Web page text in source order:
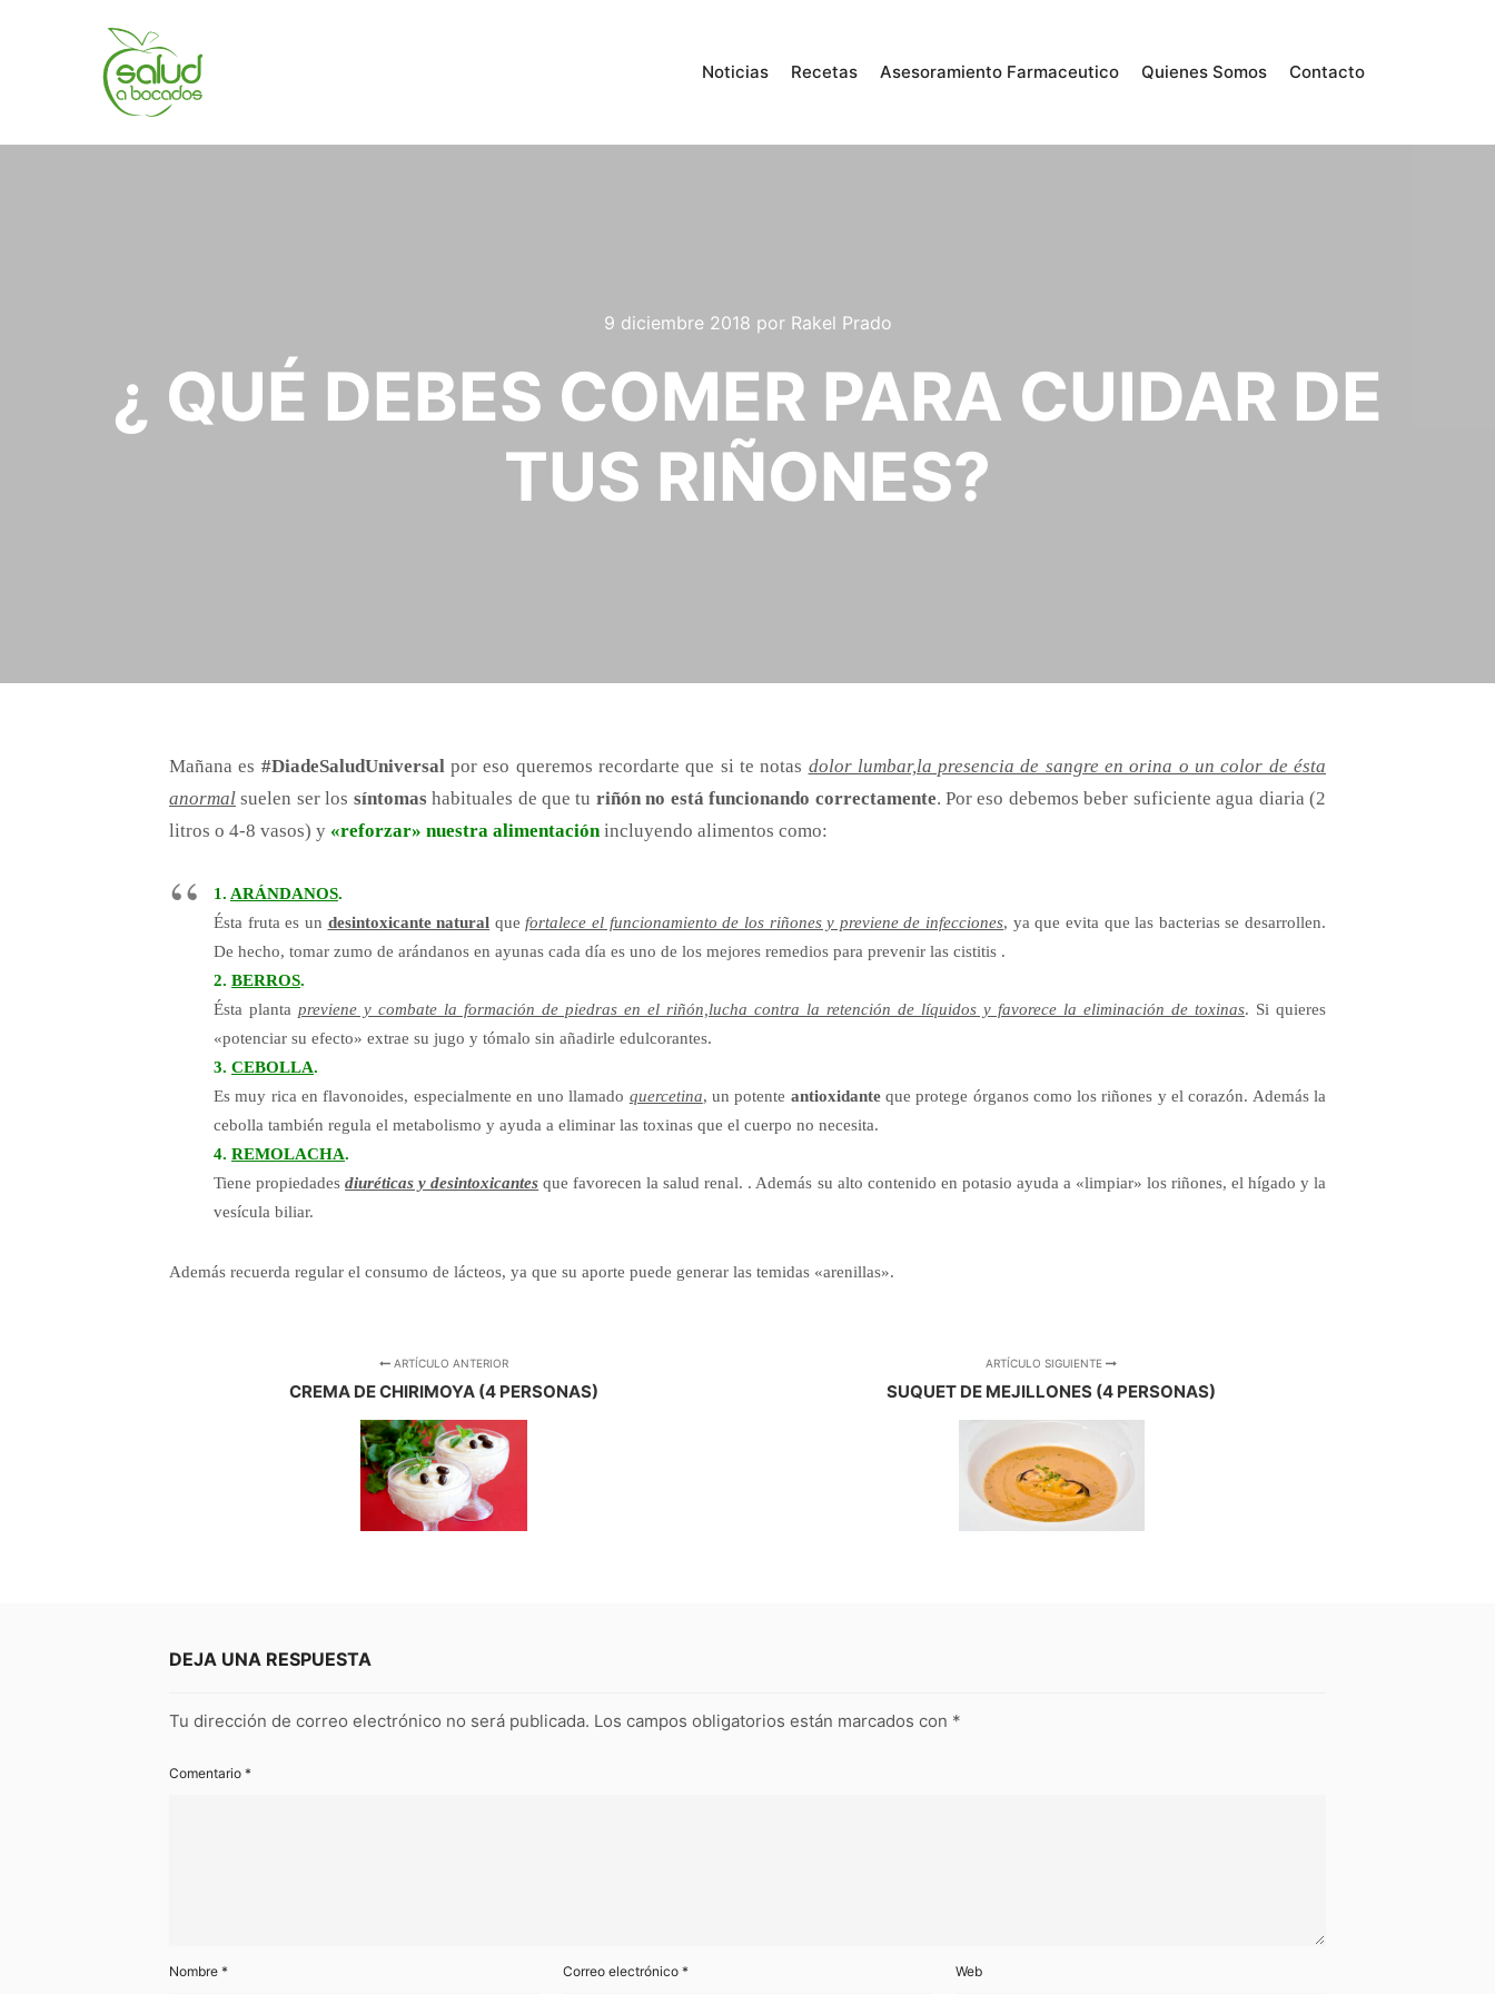
Noticias Recetas Asesoramiento Farmaceutico Quienes Somos Contacto
9 diciembre 2018 por Rakel Prado
¿ QUÉ DEBES COMER PARA CUIDAR DE
TUS RIÑONES?
Mañana es #DiadeSaludUniversalpor eso queremos recordarte que si te notas dolor lumbar,la presencia de sangreen orina o un color de ésta
anormal suelen ser los síntomashabituales de que tu riñón no está funcionando correctamente. Por eso debemos beber suficiente agua diaria (2
litros o 4-8 vasos) y «reforzar» nuestra alimentaciónincluyendo alimentos como:
1. ARÁNDANOS.
Ésta fruta es un desintoxicante natural que fortalece el funcionamiento de los riñones y previene de infecciones, yaque evita que las bacterias se desarrollen.
De hecho, tomar zumo de arándanos en ayunas cada día es uno de los mejores remedios para prevenir las cistitis .
2. BERROS.
Ésta planta previene y combate la formación de piedras en el riñón,lucha contra la retención de líquidos y favorece la eliminación de toxinas. Si quieres
«potenciar su efecto» extrae su jugo y tómalo sin añadirle edulcorantes.
3. CEBOLLA.
Es muy rica en flavonoides, especialmente en uno llamado quercetina, un potente antioxidanteque protege órganos como los riñones y el corazón. Además la
cebolla también regula el metabolismo y ayuda a eliminar las toxinas que el cuerpo no necesita.
4. REMOLACHA.
Tiene propiedadesdiuréticas y desintoxicantes que favorecen la salud renal. . Además su alto contenido en potasio ayuda a «limpiar» los riñones, el hígado y la
vesícula biliar.
Además recuerda regular el consumo de lácteos, ya que su aporte puede generar las temidas «arenillas».
ARTÍCULO ANTERIOR
CREMA DE CHIRIMOYA (4 PERSONAS)
ARTÍCULO SIGUIENTE
SUQUET DE MEJILLONES (4 PERSONAS)
DEJA UNA RESPUESTA
Tu dirección de correo electrónico no será publicada. Los campos obligatorios están marcados con *
Comentario *
Nombre * Correo electrónico * Web